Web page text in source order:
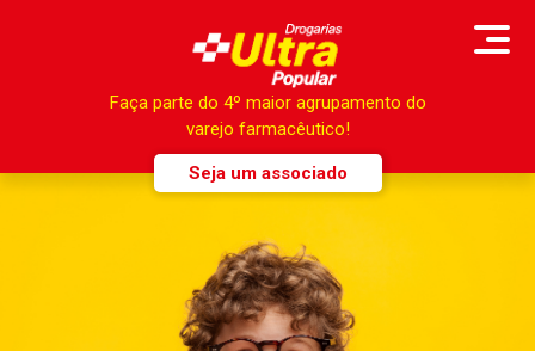
Faça parte do 4º maior agrupamento do
varejo farmacêutico!
Seja um associado